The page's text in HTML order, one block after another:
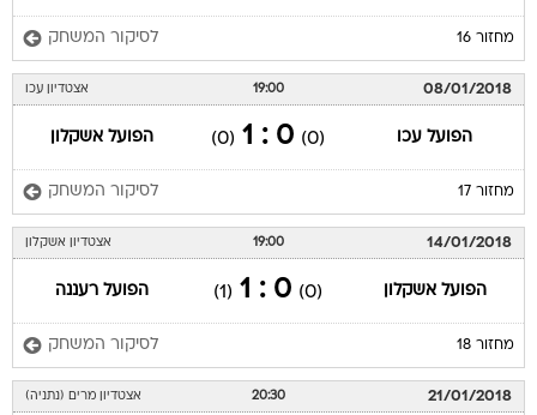
מחזור 16 לסיקור המשחק
08/01/2018
19:00 אצטדיון עכו
הפועל עכו (0)
0 : 1
(0) הפועל אשקלון
מחזור 17 לסיקור המשחק
14/01/2018
19:00 אצטדיון אשקלון
הפועל אשקלון (0)
0 : 1
(1) הפועל רעננה
מחזור 18 לסיקור המשחק
21/01/2018
20:30 אצטדיון מרים (נתניה)